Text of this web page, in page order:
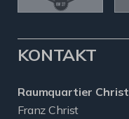
KONTAKT
Raumquartier Christ
Franz Christ